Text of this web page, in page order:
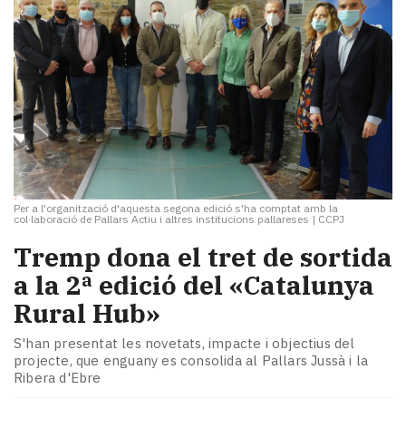
Per a l'organització d'aquesta segona edició s'ha comptat amb la
col·laboració de Pallars Actiu i altres institucions pallareses | CCPJ
Tremp dona el tret de sortida
a la 2ª edició del «Catalunya
Rural Hub»
S'han presentat les novetats, impacte i objectius del
projecte, que enguany es consolida al Pallars Jussà i la
Ribera d'Ebre